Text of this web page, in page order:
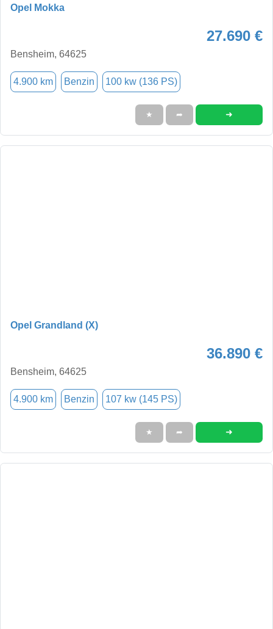
Opel Mokka
27.690 €
Bensheim, 64625
4.900 km Benzin 100 kw (136 PS)
★ ➦ ➜
Opel Grandland (X)
36.890 €
Bensheim, 64625
4.900 km Benzin 107 kw (145 PS)
★ ➦ ➜